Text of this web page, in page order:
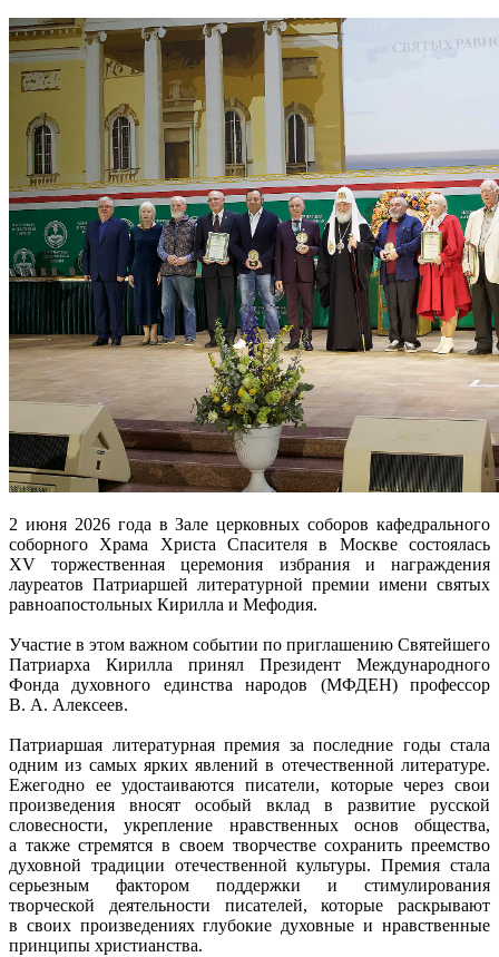
2 июня 2026 года в Зале церковных соборов кафедрального
соборного Храма Христа Спасителя в Москве состоялась
XV торжественная церемония избрания и награждения
лауреатов Патриаршей литературной премии имени святых
равноапостольных Кирилла и Мефодия.
Участие в этом важном событии по приглашению Святейшего
Патриарха Кирилла принял Президент Международного
Фонда духовного единства народов (МФДЕН) профессор
В. А. Алексеев.
Патриаршая литературная премия за последние годы стала
одним из самых ярких явлений в отечественной литературе.
Ежегодно ее удостаиваются писатели, которые через свои
произведения вносят особый вклад в развитие русской
словесности, укрепление нравственных основ общества,
а также стремятся в своем творчестве сохранить преемство
духовной традиции отечественной культуры. Премия стала
серьезным фактором поддержки и стимулирования
творческой деятельности писателей, которые раскрывают
в своих произведениях глубокие духовные и нравственные
принципы христианства.